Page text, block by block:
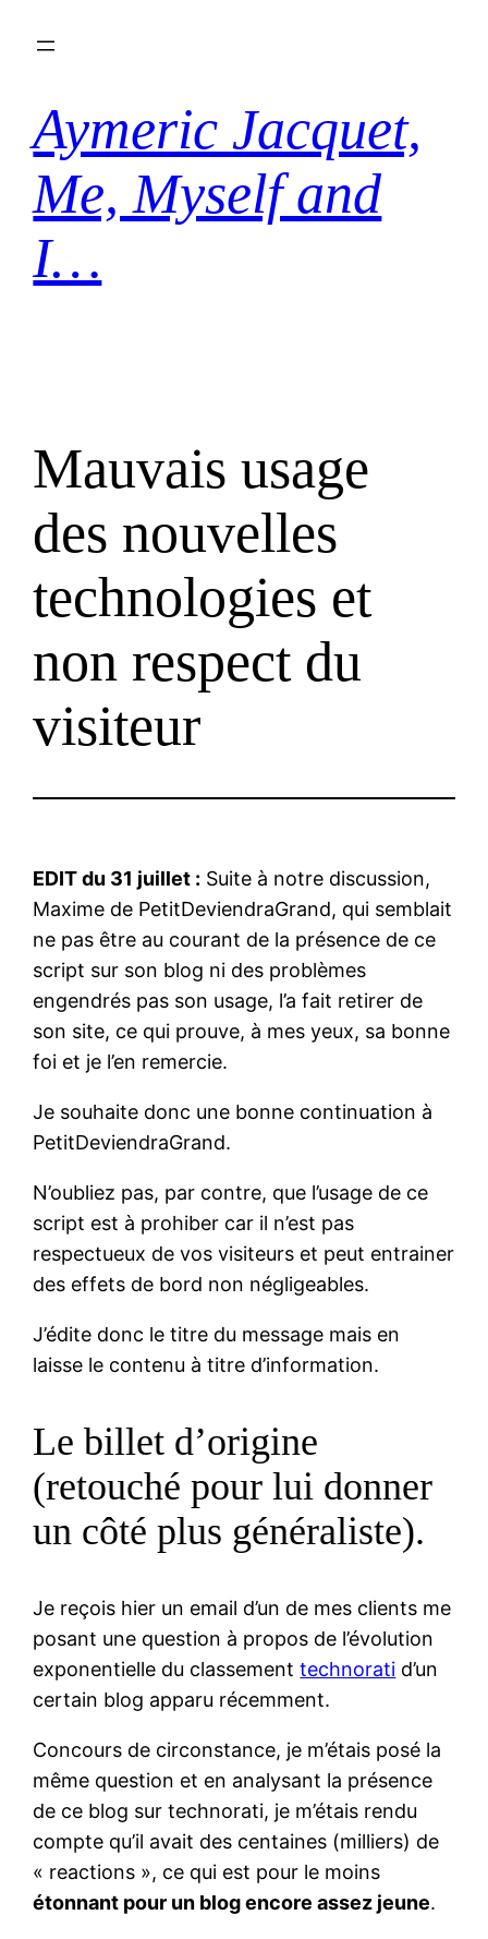
Aymeric Jacquet,
Me, Myself and
I…
Mauvais usage
des nouvelles
technologies et
non respect du
visiteur
EDIT du 31 juillet : Suite à notre discussion,
Maxime de PetitDeviendraGrand, qui semblait
ne pas être au courant de la présence de ce
script sur son blog ni des problèmes
engendrés pas son usage, l’a fait retirer de
son site, ce qui prouve, à mes yeux, sa bonne
foi et je l’en remercie.
Je souhaite donc une bonne continuation à
PetitDeviendraGrand.
N’oubliez pas, par contre, que l’usage de ce
script est à prohiber car il n’est pas
respectueux de vos visiteurs et peut entrainer
des effets de bord non négligeables.
J’édite donc le titre du message mais en
laisse le contenu à titre d’information.
Le billet d’origine
(retouché pour lui donner
un côté plus généraliste).
Je reçois hier un email d’un de mes clients me
posant une question à propos de l’évolution
exponentielle du classementtechnorati d’un
certain blog apparu récemment.
Concours de circonstance, je m’étais posé la
même question et en analysant la présence
de ce blog sur technorati, je m’étais rendu
compte qu’il avait des centaines (milliers) de
« reactions », ce qui est pour le moins
étonnant pour un blog encore assez jeune.